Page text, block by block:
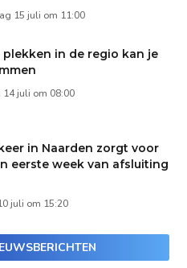
15 juli om 11:00
plekken in de regio kan je
14 juli om 08:00
in Naarden zorgt voor
eerste week van afsluiting
juli om 15:20